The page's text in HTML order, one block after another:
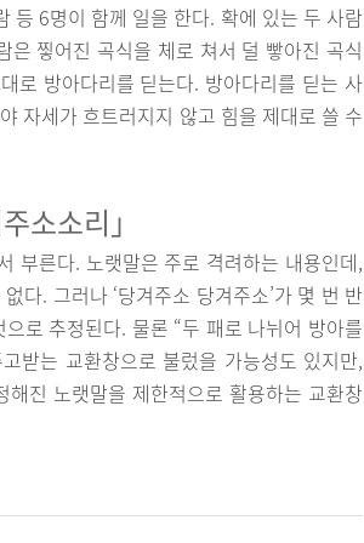
등 6명이 함께 일을 한다. 확에 있는 두 사람
찧어진 곡식을 체로 쳐서 덜 빻아진 곡식
로 방아다리를 딛는다. 방아다리를 딛는 사
자세가 흐트러지지 않고 힘을 제대로 쓸 수
소소리」
부른다. 노랫말은 주로 격려하는 내용인데,
다. 그러나 ‘당겨주소 당겨주소’가 몇 번 반
로 추정된다. 물론 “두 패로 나뉘어 방아를
받는 교환창으로 불렀을 가능성도 있지만,
진 노랫말을 제한적으로 활용하는 교환창